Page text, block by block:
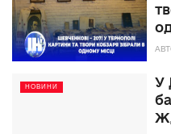
НОВИНИ
У